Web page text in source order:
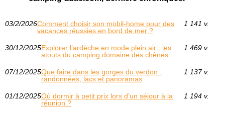
03/2/2026Comment choisir son mobil-home pour des
vacances réussies en bord de mer ?
1 141 v.
30/12/2025Explorer l’ardèche en mode plein air : les
atouts du camping domaine des chênes
1 469 v.
07/12/2025Que faire dans les gorges du verdon :
randonnées, lacs et panoramas
1 137 v.
01/12/2025Où dormir à petit prix lors d’un séjour à la
réunion ?
1 194 v.